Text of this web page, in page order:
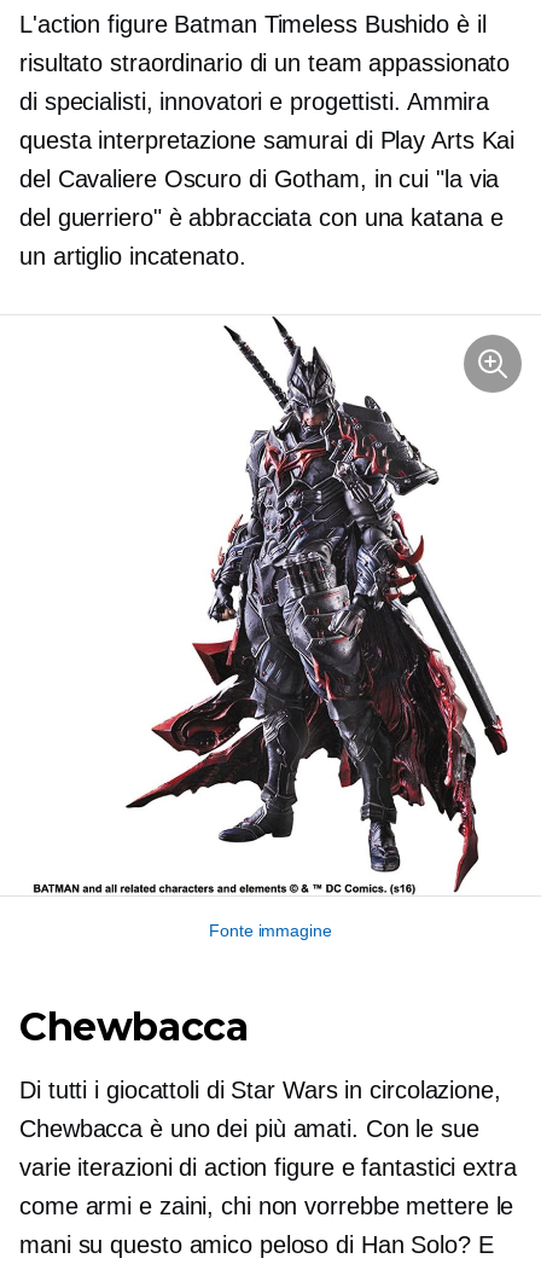
L'action figure Batman Timeless Bushido è il
risultato straordinario di un team appassionato
di specialisti, innovatori e progettisti. Ammira
questa interpretazione samurai di Play Arts Kai
del Cavaliere Oscuro di Gotham, in cui "la via
del guerriero" è abbracciata con una katana e
un artiglio incatenato.
Fonte immagine
Chewbacca
Di tutti i giocattoli di Star Wars in circolazione,
Chewbacca è uno dei più amati. Con le sue
varie iterazioni di action figure e fantastici extra
come armi e zaini, chi non vorrebbe mettere le
mani su questo amico peloso di Han Solo? E